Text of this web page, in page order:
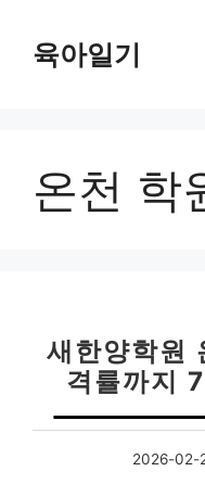
육아일기
온천 학
새한양학원
격률까지
2026-02-